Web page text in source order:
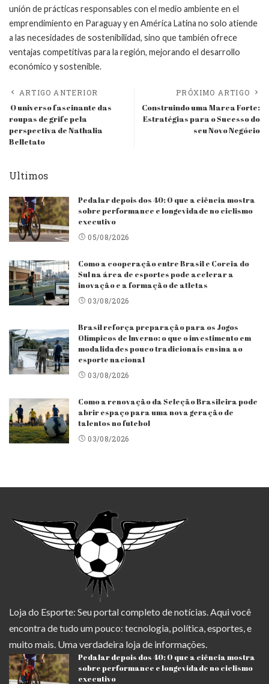
unión de prácticas responsables con el medio ambiente en el
emprendimiento en Paraguay y en América Latina no solo atiende
a las necesidades de sostenibilidad, sino que también ofrece
ventajas competitivas para la región, mejorando el desarrollo
económico y sostenible.
ARTIGO ANTERIOR
O universo fascinante das
roupas de grife pela
perspectiva de Nathalia
Belletato
PRÓXIMO ARTIGO
Construindo uma Marca Forte:
Estratégias para o Sucesso do
seu Novo Negócio
Ultimos
Pedalar depois dos 40: O que a ciência mostra
sobre performance e longevidade no ciclismo
executivo
05/08/2026
Como a cooperação entre Brasil e Coreia do
Sul na área de esportes pode acelerar a
inovação e a formação de atletas
03/08/2026
Brasil reforça preparação para os Jogos
Olímpicos de Inverno: o que o investimento em
modalidades pouco tradicionais ensina ao
esporte nacional
03/08/2026
Como a renovação da Seleção Brasileira pode
abrir espaço para uma nova geração de
talentos no futebol
03/08/2026
Loja do Esporte: Seu portal completo de notícias. Aqui você
encontra de tudo um pouco: tecnologia, política, esportes, e
muito mais. Uma verdadeira loja de informações.
Pedalar depois dos 40: O que a ciência mostra
sobre performance e longevidade no ciclismo
executivo